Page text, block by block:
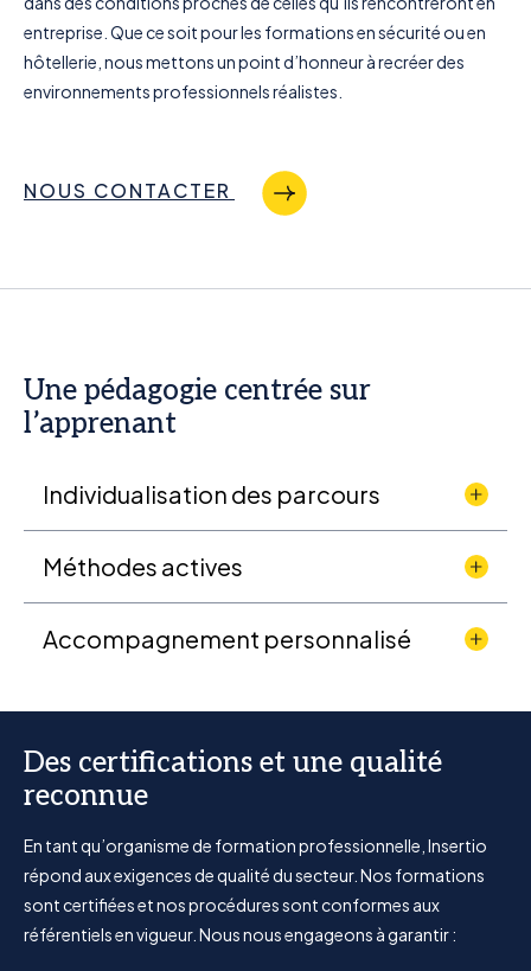
entreprise. Que ce soit pour les formations en sécurité ou en
hôtellerie, nous mettons un point d’honneur à recréer des
environnements professionnels réalistes.
NOUS CONTACTER
Une pédagogie centrée sur
l’apprenant
Individualisation des parcours
Méthodes actives
Accompagnement personnalisé
Des certifications et une qualité
reconnue
En tant qu’organisme de formation professionnelle, Insertio
répond aux exigences de qualité du secteur. Nos formations
sont certifiées et nos procédures sont conformes aux
référentiels en vigueur. Nous nous engageons à garantir :